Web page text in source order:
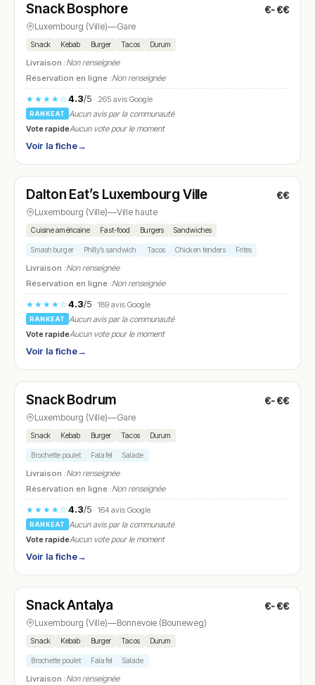
N° 25
Snack Bosphore €-€€
Luxembourg (Ville)—Gare
Snack Kebab Burger Tacos Durum
Livraison :Non renseignée
Réservation en ligne :Non renseignée
★★★★☆4.3/5· 265 avis Google
RANKEAT
Aucun avis par la communauté
Vote rapideAucun vote pour le moment
Voir la fiche→
N° 26
Dalton Eat’s Luxembourg Ville €€
Luxembourg (Ville)—Ville haute
Cuisine américaine Fast-food Burgers Sandwiches
Smash burger Philly’s sandwich Tacos Chicken tenders Frites
Livraison :Non renseignée
Réservation en ligne :Non renseignée
★★★★☆4.3/5· 189 avis Google
RANKEAT
Aucun avis par la communauté
Vote rapideAucun vote pour le moment
Voir la fiche→
N° 27
Snack Bodrum €-€€
Luxembourg (Ville)—Gare
Snack Kebab Burger Tacos Durum
Brochette poulet Falafel Salade
Livraison :Non renseignée
Réservation en ligne :Non renseignée
★★★★☆4.3/5· 164 avis Google
RANKEAT
Aucun avis par la communauté
Vote rapideAucun vote pour le moment
Voir la fiche→
N° 28
Snack Antalya €-€€
Luxembourg (Ville)—Bonnevoie (Bouneweg)
Snack Kebab Burger Tacos Durum
Brochette poulet Falafel Salade
Livraison :Non renseignée